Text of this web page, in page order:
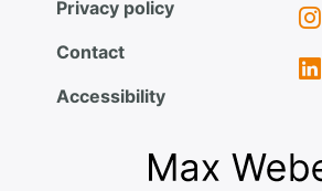
Privacy policy
Contact
Accessibility